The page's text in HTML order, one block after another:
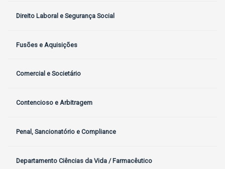
Direito Laboral e Segurança Social
Fusões e Aquisições
Comercial e Societário
Contencioso e Arbitragem
Penal, Sancionatório e Compliance
Departamento Ciências da Vida / Farmacêutico